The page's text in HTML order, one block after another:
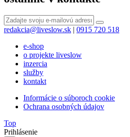
redakcia@liveslow.sk | 0915 720 518
e-shop
o projekte liveslow
inzercia
služby
kontakt
Informácie o súboroch cookie
Ochrana osobných údajov
Top
Prihlásenie